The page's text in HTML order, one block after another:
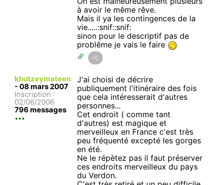
à avoir le même rêve.
Mais il ya les contingences de la
vie.....:snif::snif:
sinon pour le descriptif pas de
problême je vais le faire
khutzeymateen
- 08 mars 2007
Inscription :
02/06/2006
796 messages
J'ai choisi de décrire
publiquement l'itinéraire des fois
que cela intéresserait d'autres
personnes...
Cet endroit ( comme tant
d'autres) est magique et
merveilleux en France c'est très
peu fréquenté excepté les gorges
en été.
Ne le répètez pas il faut préserver
ces endroits merveilleux du pays
du Verdon.